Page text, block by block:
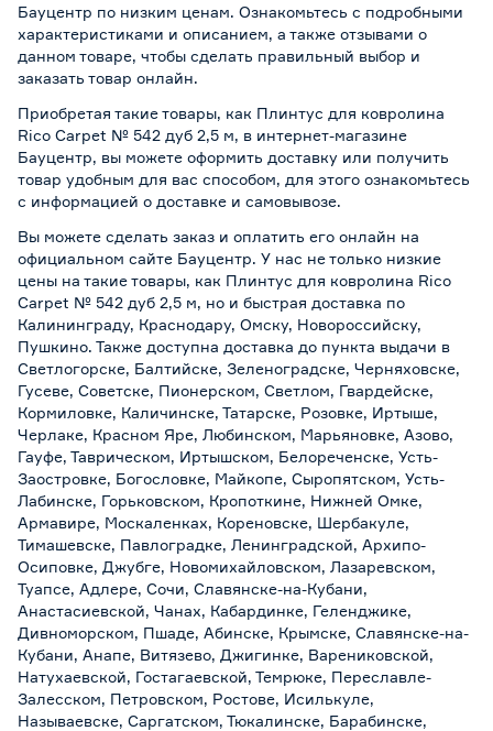
Бауцентр по низким ценам. Ознакомьтесь с подробными
характеристиками и описанием, а также отзывами о
данном товаре, чтобы сделать правильный выбор и
заказать товар онлайн.
Приобретая такие товары, как Плинтус для ковролина
Rico Carpet № 542 дуб 2,5 м, в интернет-магазине
Бауцентр, вы можете оформить доставку или получить
товар удобным для вас способом, для этого ознакомьтесь
с информацией о доставке и самовывозе.
Вы можете сделать заказ и оплатить его онлайн на
официальном сайте Бауцентр. У нас не только низкие
цены на такие товары, как Плинтус для ковролина Rico
Carpet № 542 дуб 2,5 м, но и быстрая доставка по
Калининграду, Краснодару, Омску, Новороссийску,
Пушкино. Также доступна доставка до пункта выдачи в
Светлогорске, Балтийске, Зеленоградске, Черняховске,
Гусеве, Советске, Пионерском, Светлом, Гвардейске,
Кормиловке, Каличинске, Татарске, Розовке, Иртыше,
Черлаке, Красном Яре, Любинском, Марьяновке, Азово,
Гауфе, Таврическом, Иртышском, Белореченске, Усть-
Заостровке, Богословке, Майкопе, Сыропятском, Усть-
Лабинске, Горьковском, Кропоткине, Нижней Омке,
Армавире, Москаленках, Кореновске, Шербакуле,
Тимашевске, Павлоградке, Ленинградской, Архипо-
Осиповке, Джубге, Новомихайловском, Лазаревском,
Туапсе, Адлере, Сочи, Славянске-на-Кубани,
Анастасиевской, Чанах, Кабардинке, Геленджике,
Дивноморском, Пшаде, Абинске, Крымске, Славянске-на-
Кубани, Анапе, Витязево, Джигинке, Варениковской,
Натухаевской, Гостагаевской, Темрюке, Переславле-
Залесском, Петровском, Ростове, Исилькуле,
Называевске, Саргатском, Тюкалинске, Барабинске,